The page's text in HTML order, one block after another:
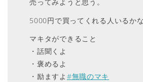
売ってみようと思う。
5000円で買ってくれる人いるか
マキタができること
・話聞くよ
・褒めるよ
・励ますよ #無職のマキ